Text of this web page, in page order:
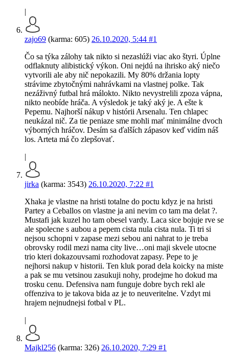
|
zajo69 (karma: 605) 26.10.2020, 5:44 #1
Čo sa týka zálohy tak nikto si nezaslúži viac ako štyri. Úplne
odflaknuty alibistický výkon. Oni nejdú na ihrisko aký niečo
vytvorili ale aby nič nepokazili. My 80% držania lopty
strávime zbytočnými nahrávkami na vlastnej polke. Tak
nezáživný futbal hrá málokto. Nikto nevystrelili zpoza vápna,
nikto neobíde hráča. A výsledok je taký aký je. A ešte k
Pepemu. Najhorší nákup v histórii Arsenalu. Ten chlapec
neukázal nič. Za tie peniaze sme mohli mať minimálne dvoch
výborných hráčov. Desím sa ďalších zápasov keď vidím náš
los. Arteta má čo zlepšovať.
|
jirka (karma: 3543) 26.10.2020, 7:22 #1
Xhaka je vlastne na hristi totalne do poctu kdyz je na hristi
Partey a Ceballos on vlastne ja ani nevim co tam ma delat ?.
Mustafi jak kuzel ho tam obesel vardy. Laca sice bojuje rve se
ale spolecne s aubou a pepem cista nula cista nula. Ti tri si
nejsou schopni v zapase mezi sebou ani nahrat to je treba
obrovsky rodil mezi nama city live…oni maji skvele utocne
trio kteri dokazouvsami rozhodovat zapasy. Pepe to je
nejhorsi nakup v historii. Ten kluk porad dela koicky na miste
a pak se mu vetsinou zasukuji nohy, prodejme ho dokud ma
trosku cenu. Defensiva nam funguje dobre bych rekl ale
offenziva to je takova bida az je to neuveritelne. Vzdyt mi
hrajem nejnudnejsi fotbal v PL.
|
Majkl256 (karma: 326) 26.10.2020, 7:29 #1